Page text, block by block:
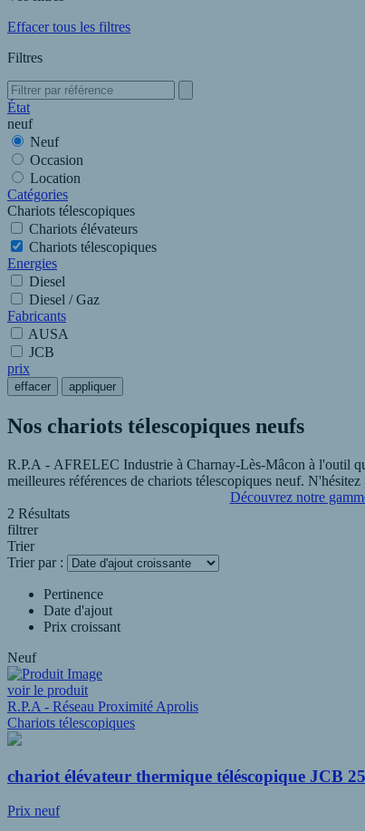
Effacer tous les filtres
Filtres
État
neuf
Neuf
Occasion
Location
Catégories
Chariots télescopiques
Chariots élévateurs
Chariots télescopiques
Energies
Diesel
Diesel / Gaz
Fabricants
AUSA
JCB
prix
effacer appliquer
Nos chariots télescopiques neufs
R.P.A - AFRELEC Industrie à Charnay-Lès-Mâcon à l'outil
meilleures références de chariots télescopiques neuf.
Découvrez notre
2 Résultats
filtrer
Trier
Trier par :
Pertinence
Date d'ajout
Prix croissant
Neuf
voir le produit
R.P.A - Réseau Proximité Aprolis
Chariots télescopiques
chariot élévateur thermique téléscopique JCB
Prix neuf